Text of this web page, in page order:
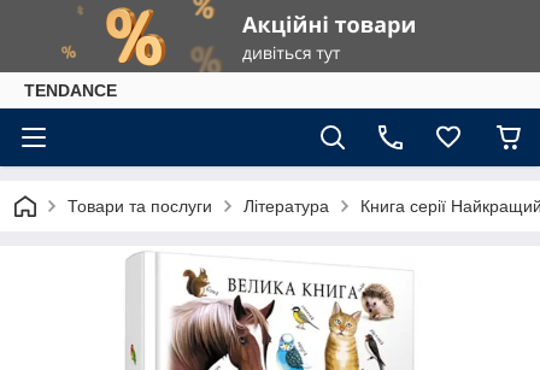
TENDANCE
Товари та послуги Література Книга серії